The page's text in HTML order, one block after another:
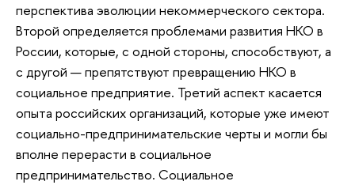
перспектива эволюции некоммерческого сектора.
Второй определяется проблемами развития НКО в
России, которые, с одной стороны, способствуют, а
с другой — препятствуют превращению НКО в
социальное предприятие. Третий аспект касается
опыта российских организаций, которые уже имеют
социально-предпринимательские черты и могли бы
вполне перерасти в социальное
предпринимательство. Социальное